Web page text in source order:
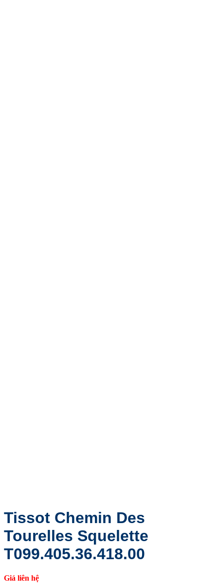
Tissot Chemin Des
Tourelles Squelette
T099.405.36.418.00
Giá liên hệ